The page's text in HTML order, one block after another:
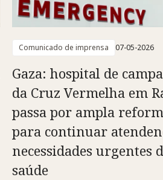
Comunicado de imprensa 07-05-2026
Gaza: hospital de
da Cruz Vermelha em
passa por ampla
para continuar
necessidades urgentes
saúde